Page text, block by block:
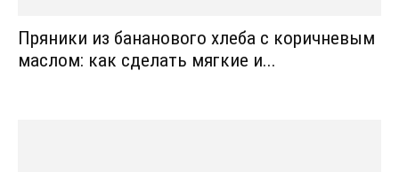
Пряники из бананового хлеба с коричневым
маслом: как сделать мягкие и...